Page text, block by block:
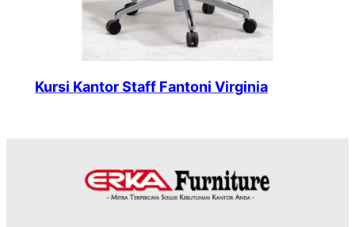
Kursi Kantor Staff Fantoni Virginia